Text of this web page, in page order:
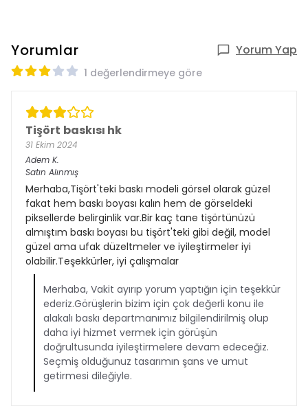
Yorumlar Yorum Yap
1 değerlendirmeye göre
Tişört baskısı hk
31 Ekim 2024
Adem K.
Satın Alınmış
Merhaba,Tişört'teki baskı modeli görsel olarak güzel
fakat hem baskı boyası kalın hem de görseldeki
piksellerde belirginlik var.Bir kaç tane tişörtünüzü
almıştım baskı boyası bu tişört'teki gibi değil, model
güzel ama ufak düzeltmeler ve iyileştirmeler iyi
olabilir.Teşekkürler, iyi çalışmalar
Merhaba, Vakit ayırıp yorum yaptığın için teşekkür
ederiz.Görüşlerin bizim için çok değerli konu ile
alakalı baskı departmanımız bilgilendirilmiş olup
daha iyi hizmet vermek için görüşün
doğrultusunda iyileştirmelere devam edeceğiz.
Seçmiş olduğunuz tasarımın şans ve umut
getirmesi dileğiyle.